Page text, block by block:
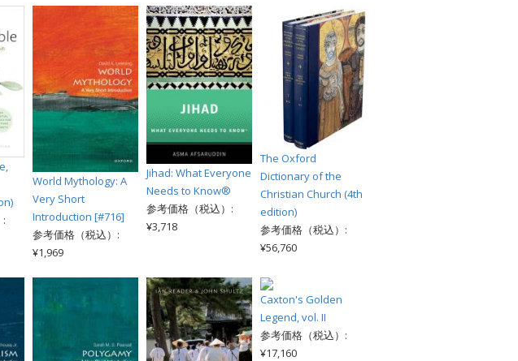
World Mythology: A
Very Short
Introduction [#716]
参考価格（税込）:
¥1,969
Jihad: What Everyone
Needs to Know®
参考価格（税込）:
¥3,718
The Oxford
Dictionary of the
Christian Church (4th
edition)
参考価格（税込）:
¥56,760
Caxton's Golden
Legend, vol. II
参考価格（税込）:
¥17,160